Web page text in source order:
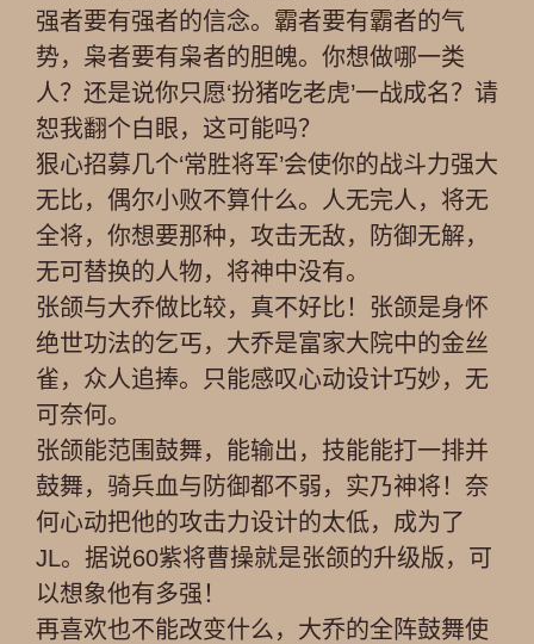
强者要有强者的信念。霸者要有霸者的气
势，枭者要有枭者的胆魄。你想做哪一类
人？还是说你只愿‘扮猪吃老虎’一战成名？请
恕我翻个白眼，这可能吗？
狠心招募几个‘常胜将军’会使你的战斗力强大
无比，偶尔小败不算什么。人无完人，将无
全将，你想要那种，攻击无敌，防御无解，
无可替换的人物，将神中没有。
张颌与大乔做比较，真不好比！张颌是身怀
绝世功法的乞丐，大乔是富家大院中的金丝
雀，众人追捧。只能感叹心动设计巧妙，无
可奈何。
张颌能范围鼓舞，能输出，技能能打一排并
鼓舞，骑兵血与防御都不弱，实乃神将！奈
何心动把他的攻击力设计的太低，成为了
JL。据说60紫将曹操就是张颌的升级版，可
以想象他有多强！
再喜欢也不能改变什么，大乔的全阵鼓舞使